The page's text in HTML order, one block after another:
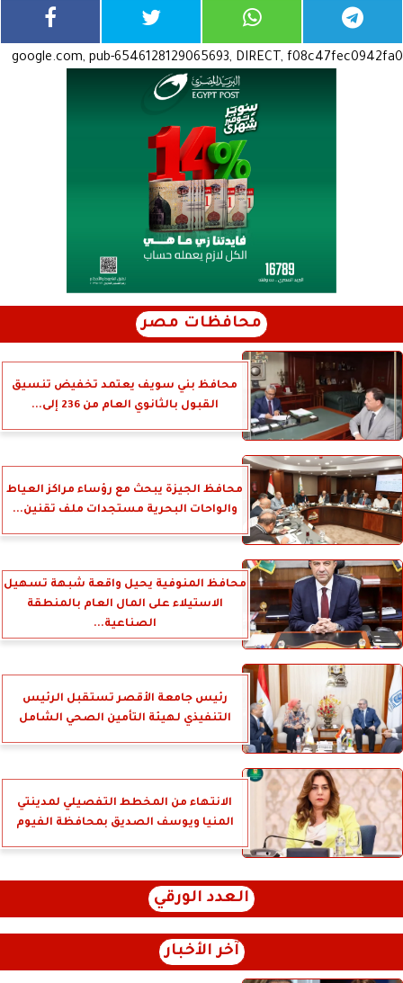
google.com, pub-6546128129065693, DIRECT, f08c47fec0942fa0
محافظات مصر
محافظ بني سويف يعتمد تخفيض تنسيق
القبول بالثانوي العام من 236 إلى...
محافظ الجيزة يبحث مع رؤساء مراكز العياط
والواحات البحرية مستجدات ملف تقنين...
محافظ المنوفية يحيل واقعة شبهة تسهيل
الاستيلاء على المال العام بالمنطقة
الصناعية...
رئيس جامعة الأقصر تستقبل الرئيس
التنفيذي لهيئة التأمين الصحي الشامل
الانتهاء من المخطط التفصيلي لمدينتي
المنيا ويوسف الصديق بمحافظة الفيوم
العدد الورقي
آخر الأخبار